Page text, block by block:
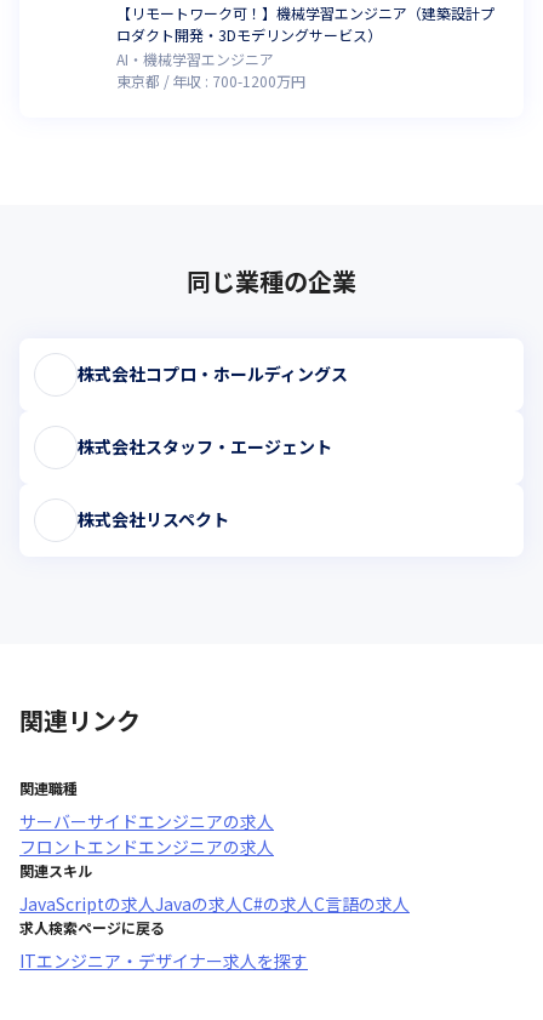
【リモートワーク可！】機械学習エンジニア（建築設計プ
ロダクト開発・3Dモデリングサービス）
AI・機械学習エンジニア
東京都
年収 : 700-1200万円
同じ業種の企業
株式会社コプロ・ホールディングス
株式会社スタッフ・エージェント
株式会社リスペクト
関連リンク
関連職種
サーバーサイドエンジニアの求人
フロントエンドエンジニアの求人
関連スキル
JavaScriptの求人Javaの求人C#の求人C言語の求人
求人検索ページに戻る
ITエンジニア・デザイナー求人を探す